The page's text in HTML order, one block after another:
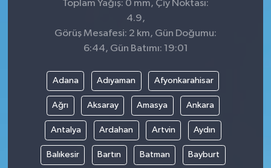
Toplam Yağış: 0 mm, Çiy Noktası:
4.9,
Görüş Mesafesi: 2 km, Gün Doğumu:
6:44, Gün Batımı: 19:01
Adana Adıyaman Afyonkarahisar
Ağrı Aksaray Amasya Ankara
Antalya Ardahan Artvin Aydın
Balıkesir Bartın Batman Bayburt